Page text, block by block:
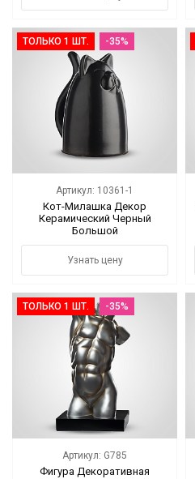
ТОЛЬКО 1 ШТ. -35%
Артикул: 10361-1
Кот-Милашка Декор
Керамический Черный
Большой
Узнать цену
ТОЛЬКО 1 ШТ. -35%
Артикул: G785
Фигура Декоративная